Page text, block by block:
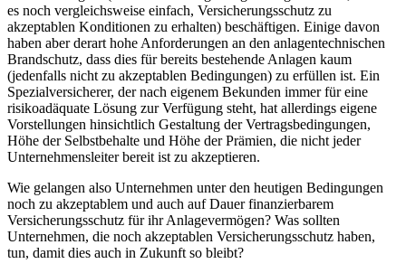
es noch vergleichsweise einfach, Versicherungsschutz zu
akzeptablen Konditionen zu erhalten) beschäftigen. Einige davon
haben aber derart hohe Anforderungen an den anlagentechnischen
Brandschutz, dass dies für bereits bestehende Anlagen kaum
(jedenfalls nicht zu akzeptablen Bedingungen) zu erfüllen ist. Ein
Spezialversicherer, der nach eigenem Bekunden immer für eine
risikoadäquate Lösung zur Verfügung steht, hat allerdings eigene
Vorstellungen hinsichtlich Gestaltung der Vertragsbedingungen,
Höhe der Selbstbehalte und Höhe der Prämien, die nicht jeder
Unternehmensleiter bereit ist zu akzeptieren.
Wie gelangen also Unternehmen unter den heutigen Bedingungen
noch zu akzeptablem und auch auf Dauer finanzierbarem
Versicherungsschutz für ihr Anlagevermögen? Was sollten
Unternehmen, die noch akzeptablen Versicherungsschutz haben,
tun, damit dies auch in Zukunft so bleibt?